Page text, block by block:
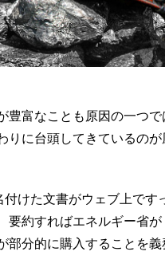
富なことも原因の一つで
りに台頭してきているの
けた文書がウェブ上です
要約すればエネルギー省
部分的に購入することを